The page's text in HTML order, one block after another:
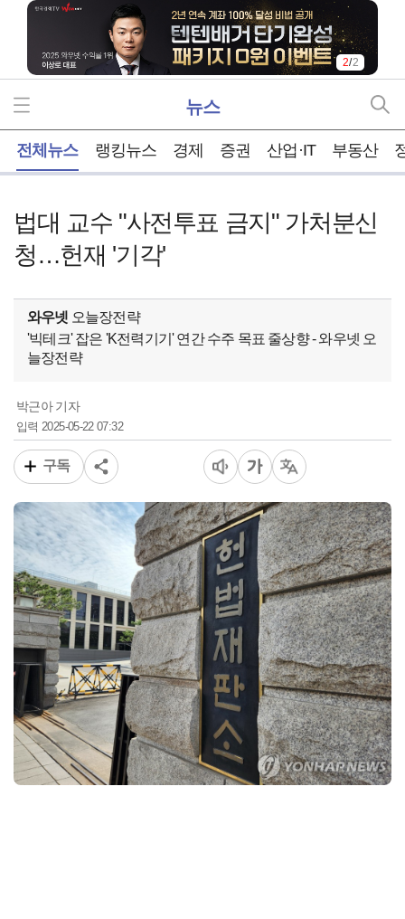
2/2
뉴스
전체뉴스 랭킹뉴스 경제 증권 산업·IT 부동산
법대 교수 "사전투표 금지" 가처분신
청…헌재 '기각'
와우넷 오늘장전략
'빅테크' 잡은 'K전력기기' 연간 수주 목표 줄상향 - 와우넷 오
늘장전략
박근아 기자
입력 2025-05-22 07:32
구독